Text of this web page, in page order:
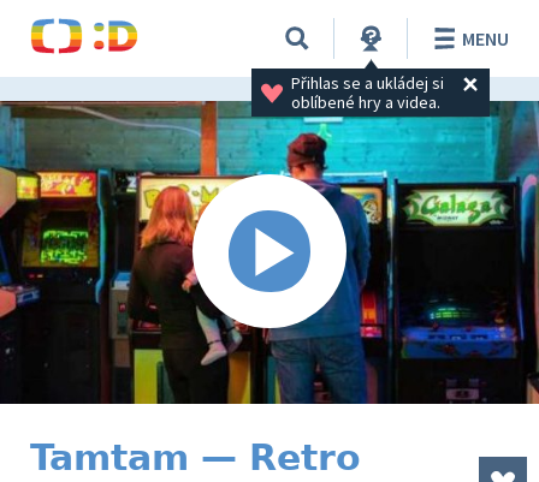
Přihlas se a ukládej si
oblíbené hry a videa.
MENU
Tamtam — Retro